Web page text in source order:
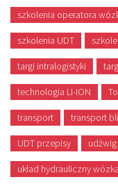
szkolenia operatora
szkolenia UDT
targi intralogistyki
technologia LI-ION
transport transport
UDT przepisy
układ hydrauliczny